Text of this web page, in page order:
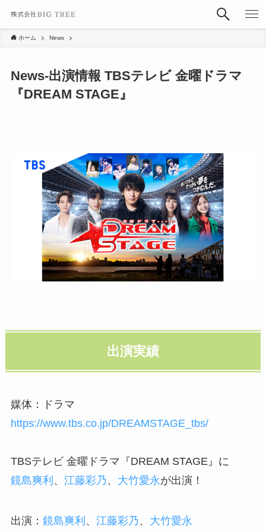
ホーム News
News-出演情報 TBSテレビ 金曜ドラマ
『DREAM STAGE』
出演実績
媒体：ドラマ
https://www.tbs.co.jp/DREAMSTAGE_tbs/
TBSテレビ 金曜ドラマ『DREAM STAGE』に
鏡島爽利 、 江藤彩乃、 大竹愛永が出演！
出演： 鏡島爽利 、 江藤彩乃、 大竹愛永